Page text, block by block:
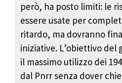
però, ha posto limiti: le
essere usate per
ritardo, ma dovranno
iniziative. L’obiettivo del
il massimo utilizzo dei
dal Pnrr senza dover